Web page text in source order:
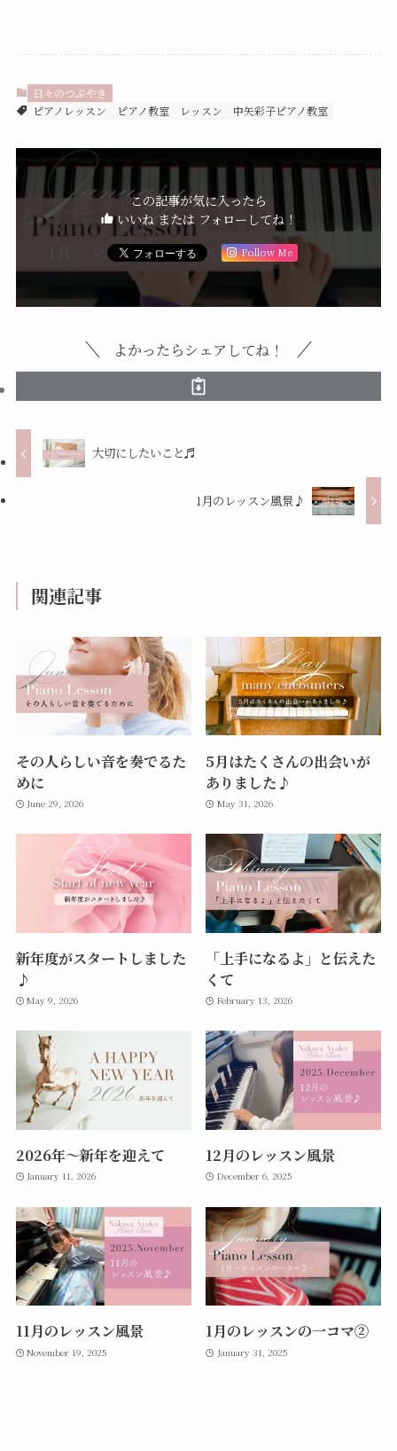
日々のつぶやき
ピアノレッスン
ピアノ教室 レッスン 中矢彩子ピアノ教室
この記事が気に入ったら
いいね または フォローしてね！
Follow Me
よかったらシェアしてね！
大切にしたいこと♬︎
1月のレッスン風景♪
関連記事
その人らしい音を奏でるた
めに
June 29, 2026
5月はたくさんの出会いが
ありました♪
May 31, 2026
新年度がスタートしました
♪
May 9, 2026
「上手になるよ」と伝えた
くて
February 13, 2026
2026年〜新年を迎えて
January 11, 2026
12月のレッスン風景
December 6, 2025
11月のレッスン風景
November 19, 2025
1月のレッスンの一コマ②
January 31, 2025